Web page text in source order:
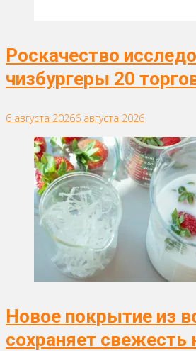
Роскачество
чизбургеры 20
6 августа 20266 августа 2026
Новое покрытие из
сохраняет свежесть